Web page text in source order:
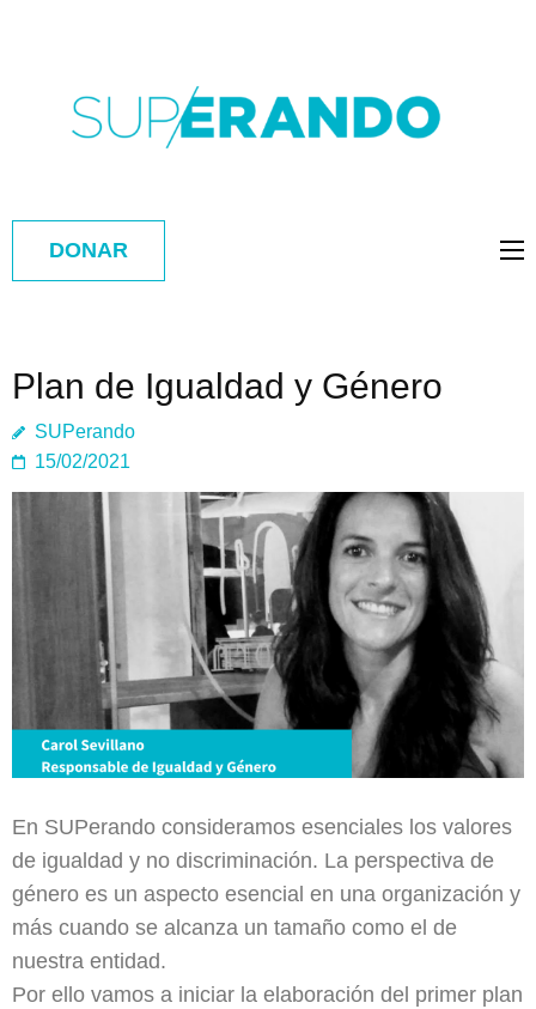
DONAR
Plan de Igualdad y Género
SUPerando
15/02/2021
En SUPerando consideramos esenciales los valores
de igualdad y no discriminación. La perspectiva de
género es un aspecto esencial en una organización y
más cuando se alcanza un tamaño como el de
nuestra entidad.
Por ello vamos a iniciar la elaboración del primer plan